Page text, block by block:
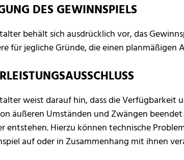
DES GEWINNSPIELS
behält sich ausdrücklich vor, das
für jegliche Gründe, die einen
weist darauf hin, dass die Verfügbarkeit
äußeren Umständen und Zwängen
entstehen. Hierzu können technische
auf oder in Zusammenhang mit ihnen